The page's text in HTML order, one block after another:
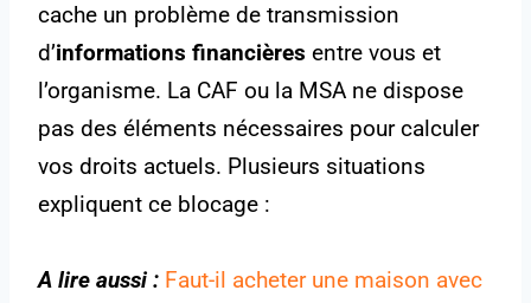
cache un problème de transmission
d’informations financières entre vous et
l’organisme. La CAF ou la MSA ne dispose
pas des éléments nécessaires pour calculer
vos droits actuels. Plusieurs situations
expliquent ce blocage :
A lire aussi : Faut-il acheter une maison avec